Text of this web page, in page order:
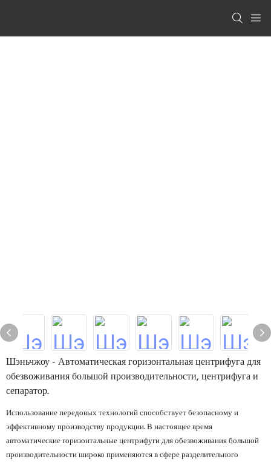
Шэньчжоу - Автоматическая горизонтальная центрифуга для
обезвоживания большой производительности, центрифуга и
сепаратор.
Использование передовых технологий способствует безопасному и
эффективному производству продукции. В настоящее время
автоматические горизонтальные центрифуги для обезвоживания большой
производительности широко применяются в сфере разделительного